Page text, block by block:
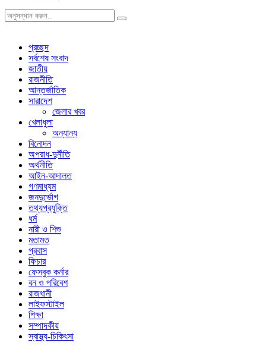
প্রচ্ছদ
সর্বশেষ সংবাদ
জাতীয়
রাজনীতি
আন্তর্জাতিক
সারাদেশ
জেলার খবর
খেলাধুলা
অন্যান্য
বিনোদন
অপরাধ-দুর্নীতি
অর্থনীতি
আইন-আদালত
গণমাধ্যম
জনদুর্ভোগ
তথ্যপ্রযুক্তি
ধর্ম
নারী ও শিশু
মতামত
প্রবাস
ফিচার
ফেসবুক কর্নার
বন ও পরিবেশ
রাজধানী
লাইফস্টাইল
শিক্ষা
সম্পাদকীয়
স্বাস্থ্য-চিকিৎসা